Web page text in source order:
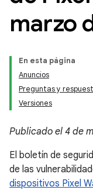
marzo
En esta página
Anuncios
Preguntas y
Versiones
Publicado el 4 de
El boletín de
de las
dispositivos Pixel